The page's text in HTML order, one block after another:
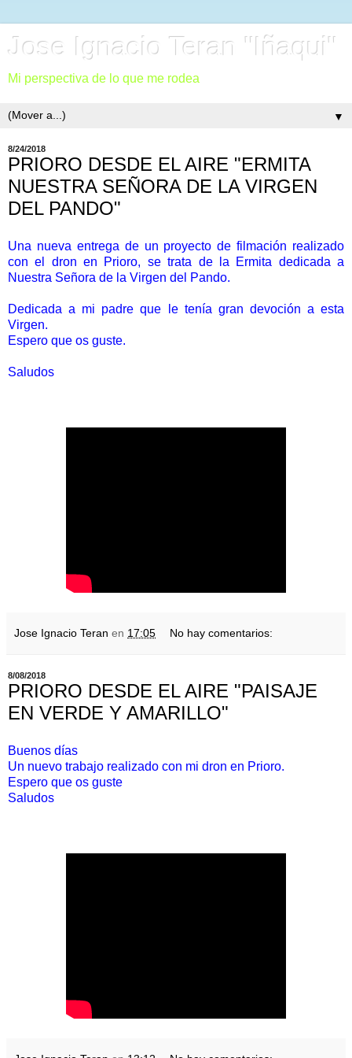
Jose Ignacio Teran "Iñaqui"
Mi perspectiva de lo que me rodea
▼
8/24/2018
PRIORO DESDE EL AIRE "ERMITA
NUESTRA SEÑORA DE LA VIRGEN
DEL PANDO"
Una nueva entrega de un proyecto de filmación realizado
con el dron en Prioro, se trata de la Ermita dedicada a
Nuestra Señora de la Virgen del Pando.
Dedicada a mi padre que le tenía gran devoción a esta
Virgen.
Espero que os guste.
Saludos
Jose Ignacio Teran en 17:05 No hay comentarios:
8/08/2018
PRIORO DESDE EL AIRE "PAISAJE
EN VERDE Y AMARILLO"
Buenos días
Un nuevo trabajo realizado con mi dron en Prioro.
Espero que os guste
Saludos